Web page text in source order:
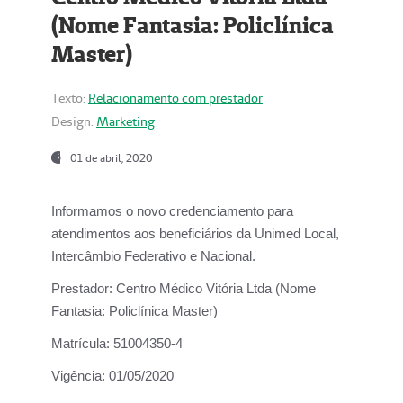
(Nome Fantasia: Policlínica
Master)
Texto: Relacionamento com prestador
Design: Marketing
01 de abril, 2020
Informamos o novo credenciamento para
atendimentos aos beneficiários da Unimed Local,
Intercâmbio Federativo e Nacional.
Prestador: Centro Médico Vitória Ltda (Nome
Fantasia: Policlínica Master)
Matrícula: 51004350-4
Vigência: 01/05/2020